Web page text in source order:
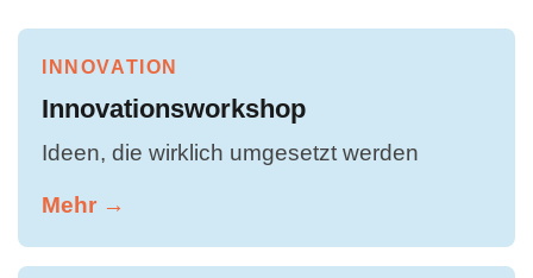
INNOVATION
Innovationsworkshop
Ideen, die wirklich umgesetzt werden
Mehr →